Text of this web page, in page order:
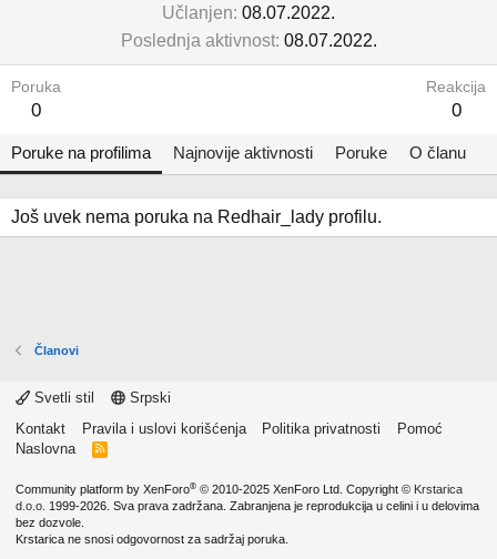
Učlanjen 08.07.2022.
Poslednja aktivnost 08.07.2022.
Poruka
0
Reakcija
0
Poruke na profilima Najnovije aktivnosti Poruke O članu
Još uvek nema poruka na Redhair_lady profilu.
Članovi
Svetli stil
Srpski
Kontakt
Pravila i uslovi korišćenja Politika privatnosti
Pomoć
Naslovna
R
Community platform by XenForo® © 2010-2025 XenForo Ltd. Copyright © Krstarica
d.o.o. 1999-2026. Sva prava zadržana. Zabranjena je reprodukcija u celini i u delovima
bez dozvole.
Krstarica ne snosi odgovornost za sadržaj poruka.